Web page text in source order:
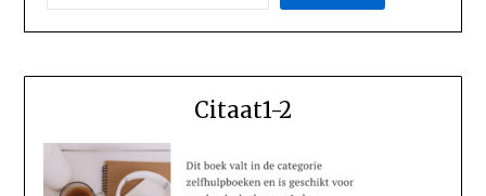
Citaat1-2